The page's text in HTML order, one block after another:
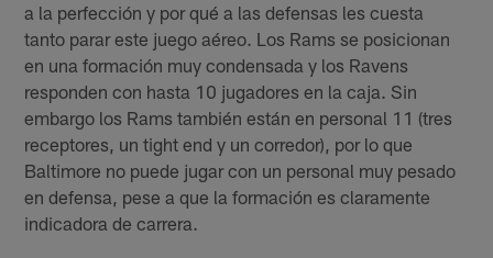
a la perfección y por qué a las defensas les cuesta
tanto parar este juego aéreo. Los Rams se posicionan
en una formación muy condensada y los Ravens
responden con hasta 10 jugadores en la caja. Sin
embargo los Rams también están en personal 11 (tres
receptores, un tight end y un corredor), por lo que
Baltimore no puede jugar con un personal muy pesado
en defensa, pese a que la formación es claramente
indicadora de carrera.